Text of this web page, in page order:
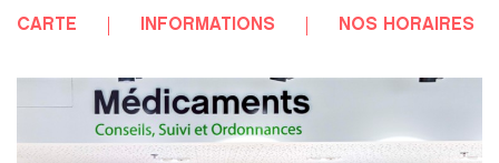
CARTE INFORMATIONS NOS HORAIRES